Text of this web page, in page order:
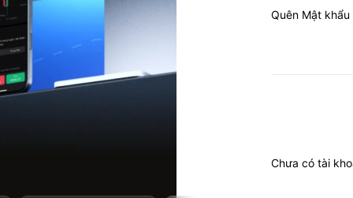
NHÀ
Quên Mật khẩu
Chưa có tài